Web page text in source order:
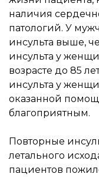
наличия
патологий. У
инсульта выше,
инсульта у
возрасте до 85
инсульта у
оказанной
благоприятным.
Повторные
летального
пациентов